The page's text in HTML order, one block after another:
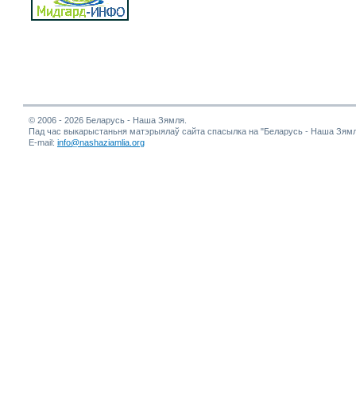
© 2006 - 2026 Беларусь - Наша Зямля.
Пад час выкарыстаньня матэрыялаў сайта спасылка на "Беларусь - Наша
E-mail: info@nashaziamlia.org